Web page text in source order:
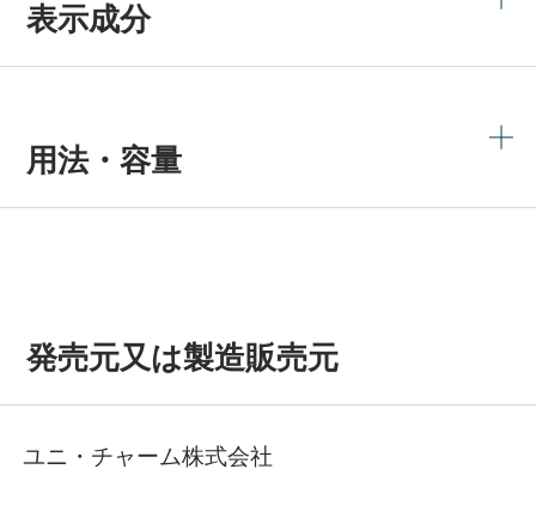
表示成分
用法・容量
発売元又は製造販売元
ユニ・チャーム株式会社